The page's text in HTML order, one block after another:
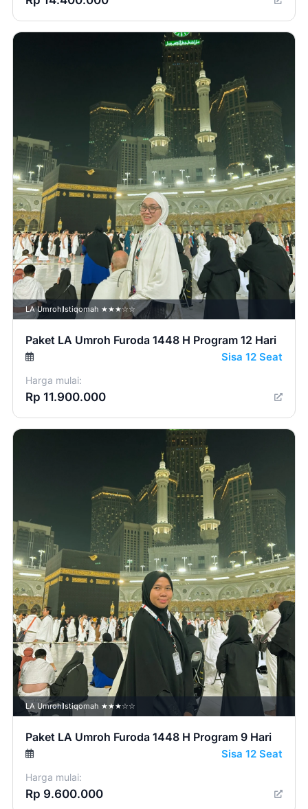
LA Umroh Istiqomah ★★★☆☆
Paket LA Umroh Furoda 1448 H Program 12 Hari
Sisa 12 Seat
Harga mulai:
Rp 11.900.000
LA UmrohIstiqomah ★★★☆☆
Paket LA Umroh Furoda 1448 H Program 9 Hari
Sisa 12 Seat
Harga mulai:
Rp 9.600.000